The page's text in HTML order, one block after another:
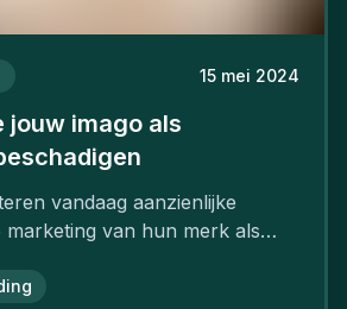
15 mei 2024
jouw imago als
vandaag aanzienlijke
marketing van hun merk als